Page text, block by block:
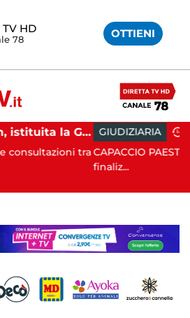
TV HD
78 OTTIENI
12:25
PAESTUM. Nell’ambito